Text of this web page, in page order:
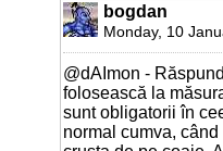
bogdan
Monday, 10
@dAImon -
folosească la
sunt obligatorii în
normal cumva,